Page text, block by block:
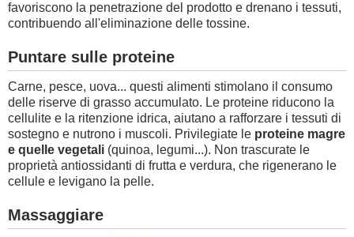
favoriscono la penetrazione del prodotto e drenano i tessuti,
contribuendo all'eliminazione delle tossine.
Puntare sulle proteine
Carne, pesce, uova... questi alimenti stimolano il consumo
delle riserve di grasso accumulato. Le proteine ​​riducono la
cellulite e la ritenzione idrica, aiutano a rafforzare i tessuti di
sostegno e nutrono i muscoli. Privilegiate le proteine magre
e quelle vegetali (quinoa, legumi...). Non trascurate le
proprietà antiossidanti di frutta e verdura, che rigenerano le
cellule e levigano la pelle.
Massaggiare